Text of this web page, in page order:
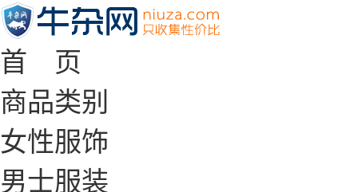
首 页
商品类别
女性服饰
男士服装